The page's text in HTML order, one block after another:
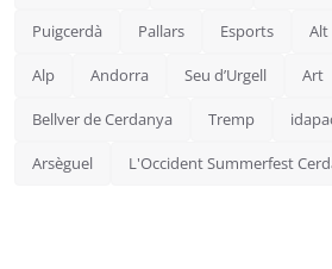
Puigcerdà Pallars Esports Alt
Alp Andorra Seu d’Urgell Art
Bellver de Cerdanya Tremp
Arsèguel L'Occident Summerfest